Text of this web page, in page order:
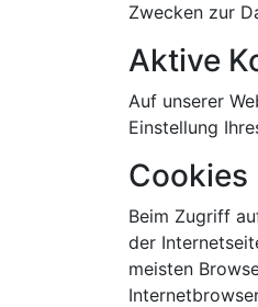
Zwecken zur
Aktive
Auf unserer
Einstellung
Cookies
Beim Zugriff
der
meisten